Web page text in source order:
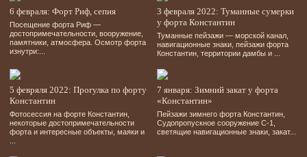
6 февраля: Форт Риф, сепия
Посещение форта Риф —
достопримечательности, вооружение,
памятники, атмосфера. Осмотр форта
изнутри:...
3 февраля 2022: Туманные сумерки
у форта Константин
Туманные пейзажи — морской канал,
навигационные знаки, пейзажи форта
Константин, территории дамбы и ...
5 февряля 2022: Прогулка по форту
Константин
Фотосессия на форте Константин,
некоторые достопримечательности
форта и интересные объекты, маяки и
7 января: Зимний закат у форта
«Константин»
Пейзажи зимнего форта Константин,
Судопропускное сооружение С-1,
светящие навигационные знаки, закат...